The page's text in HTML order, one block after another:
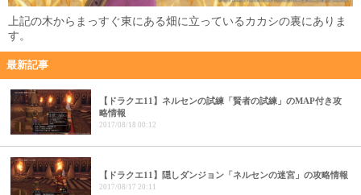
上記の木からまっすぐ東にある畑に立っているカカシの裏にありま
す。
最新記事
【ドラクエ11】ネルセンの試練「賢者の試練」のMAP付き攻
略情報
2017/08/18 00:12
【ドラクエ11】隠しダンジョン「ネルセンの迷宮」の攻略情報
2017/08/17 20:11